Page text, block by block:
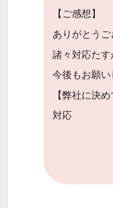
【ご感想】
ありがとうご
諸々対応たす
今後もお願い
【弊社に決
対応